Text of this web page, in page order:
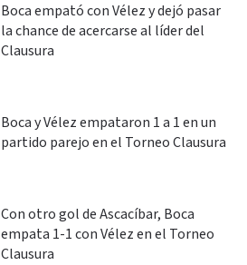
Boca empató con Vélez y dejó pasar
la chance de acercarse al líder del
Clausura
Boca y Vélez empataron 1 a 1 en un
partido parejo en el Torneo Clausura
Con otro gol de Ascacíbar, Boca
empata 1-1 con Vélez en el Torneo
Clausura